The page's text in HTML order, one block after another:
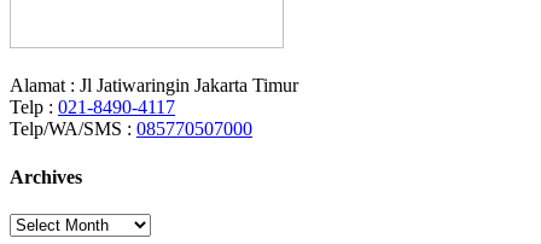
Alamat : Jl Jatiwaringin Jakarta Timur
Telp : 021-8490-4117
Telp/WA/SMS : 085770507000
Archives
Archives